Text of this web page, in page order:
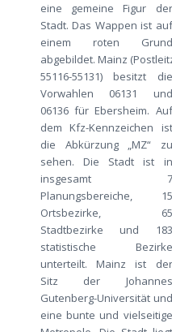
eine gemeine Figur der
Stadt. Das Wappen ist auf
einem roten Grund
abgebildet. Mainz
55116-55131) besitzt die
Vorwahlen 06131 und
06136 für Ebersheim. Auf
dem Kfz-Kennzeichen ist
die Abkürzung „MZ“ zu
sehen. Die Stadt ist in
insgesamt 7
Planungsbereiche, 15
Ortsbezirke, 65
Stadtbezirke und 183
statistische Bezirke
unterteilt. Mainz ist der
Sitz der Johannes
Gutenberg-Universität und
eine bunte und vielseitige